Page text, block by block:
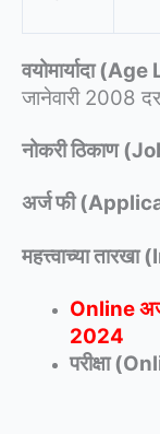
वयोमार्यादा
जानेवारी 2008
नोकरी ठिकाण
अर्ज फी
महत्त्वाच्या
Online
2024
परीक्षा